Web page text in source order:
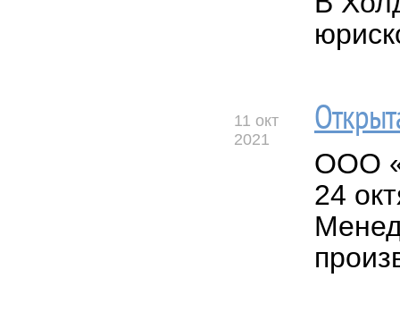
11 окт
2021
ООО
24